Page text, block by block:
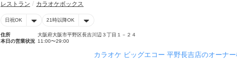
レストラン カラオケボックス
日祝OK 21時以降OK
住所
大阪府大阪市平野区長吉川辺３丁目１－２４
本日の営業状況 11:00〜29:00
カラオケ ビッグエコー 平野長吉店のオーナ